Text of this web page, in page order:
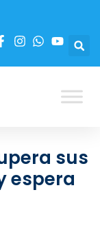
sus
espera